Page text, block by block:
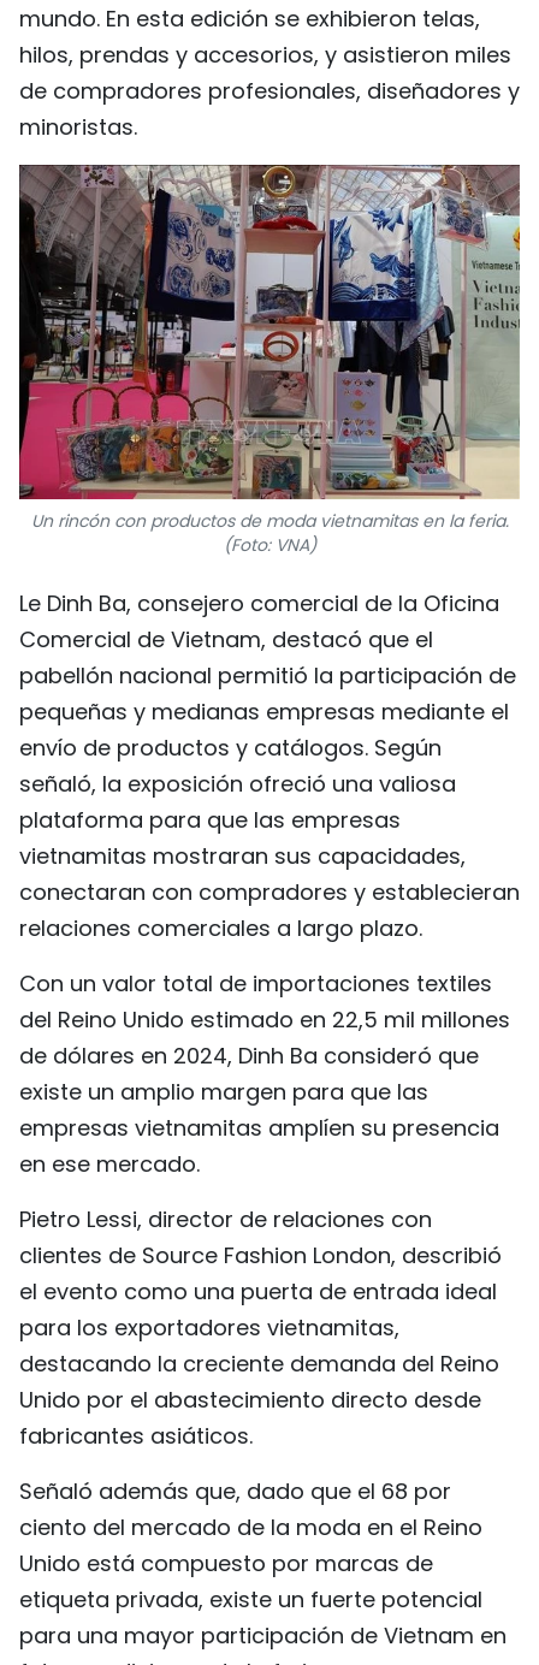
mundo. En esta edición se exhibieron telas,
hilos, prendas y accesorios, y asistieron miles
de compradores profesionales, diseñadores y
minoristas.
Un rincón con productos de moda vietnamitas en la feria.
(Foto: VNA)
Le Dinh Ba, consejero comercial de la Oficina
Comercial de Vietnam, destacó que el
pabellón nacional permitió la participación de
pequeñas y medianas empresas mediante el
envío de productos y catálogos. Según
señaló, la exposición ofreció una valiosa
plataforma para que las empresas
vietnamitas mostraran sus capacidades,
conectaran con compradores y establecieran
relaciones comerciales a largo plazo.
Con un valor total de importaciones textiles
del Reino Unido estimado en 22,5 mil millones
de dólares en 2024, Dinh Ba consideró que
existe un amplio margen para que las
empresas vietnamitas amplíen su presencia
en ese mercado.
Pietro Lessi, director de relaciones con
clientes de Source Fashion London, describió
el evento como una puerta de entrada ideal
para los exportadores vietnamitas,
destacando la creciente demanda del Reino
Unido por el abastecimiento directo desde
fabricantes asiáticos.
Señaló además que, dado que el 68 por
ciento del mercado de la moda en el Reino
Unido está compuesto por marcas de
etiqueta privada, existe un fuerte potencial
para una mayor participación de Vietnam en